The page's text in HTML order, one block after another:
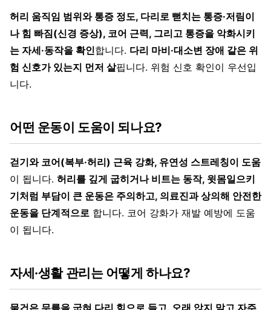
허리 움직임 범위와 통증 정도, 다리로 뻗치는 통증·저림이
나 힘 빠짐(신경 증상), 코어 근력, 그리고 통증을 악화시키
는 자세·동작을 확인합니다. 다리 마비·대소변 장애 같은 위
험 신호가 있는지 먼저 살핍니다. 위험 신호 확인이 우선입
니다.
어떤 운동이 도움이 되나요?
걷기와 코어(복부·허리) 근육 강화, 유연성 스트레칭이 도움
이 됩니다. 허리를 깊게 굽히거나 비트는 동작, 윗몸일으키
기처럼 부담이 큰 운동은 주의하고, 의료진과 상의해 안전한
운동을 단계적으로 합니다. 코어 강화가 재발 예방에 도움
이 됩니다.
자세·생활 관리는 어떻게 하나요?
물건은 무릎을 굽혀 다리 힘으로 들고, 오래 앉지 말고 자주